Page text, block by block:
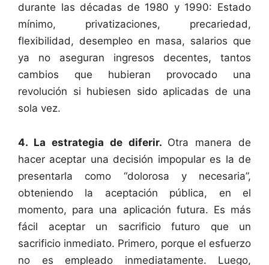
durante las décadas de 1980 y 1990: Estado
mínimo, privatizaciones, precariedad,
flexibilidad, desempleo en masa, salarios que
ya no aseguran ingresos decentes, tantos
cambios que hubieran provocado una
revolución si hubiesen sido aplicadas de una
sola vez.
4. La estrategia de diferir. Otra manera de
hacer aceptar una decisión impopular es la de
presentarla como “dolorosa y necesaria”,
obteniendo la aceptación pública, en el
momento, para una aplicación futura. Es más
fácil aceptar un sacrificio futuro que un
sacrificio inmediato. Primero, porque el esfuerzo
no es empleado inmediatamente. Luego,